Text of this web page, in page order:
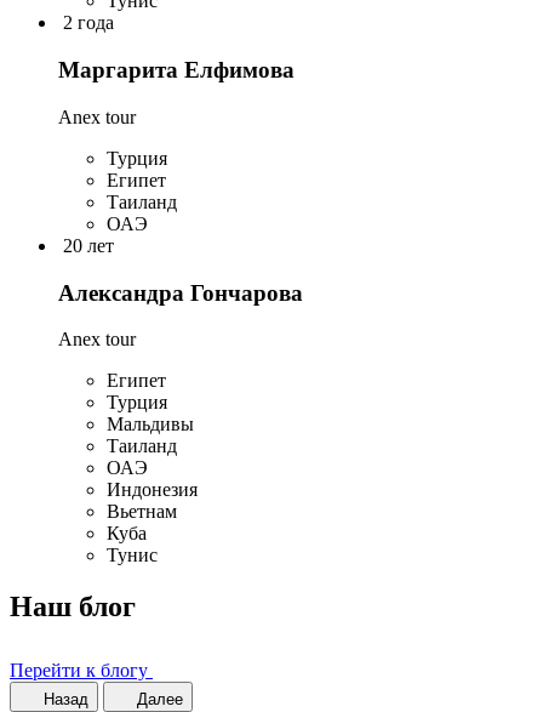
2 года
Маргарита Елфимова
Anex tour
Турция
Египет
Таиланд
ОАЭ
20 лет
Александра Гончарова
Anex tour
Египет
Турция
Мальдивы
Таиланд
ОАЭ
Индонезия
Вьетнам
Куба
Тунис
Наш блог
Перейти к блогу
Назад Далее